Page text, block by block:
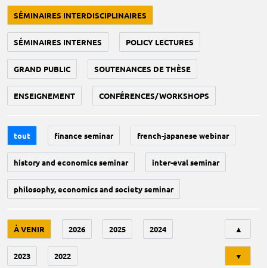
SÉMINAIRES INTERDISCIPLINAIRES
SÉMINAIRES INTERNES POLICY LECTURES
GRAND PUBLIC SOUTENANCES DE THÈSE
ENSEIGNEMENT CONFÉRENCES/WORKSHOPS
tout finance seminar french-japanese webinar
history and economics seminar inter-eval seminar
philosophy, economics and society seminar
À VENIR 2026 2025 2024
2023 2022
▲
▼